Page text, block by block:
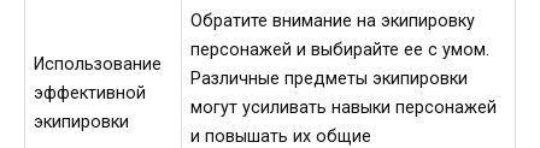
Использование
эффективной
экипировки
Обратите внимание на экипировку
персонажей и выбирайте ее с умом.
Различные предметы экипировки
могут усиливать навыки персонажей
и повышать их общие